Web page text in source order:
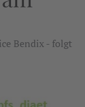
Bendix - folgt